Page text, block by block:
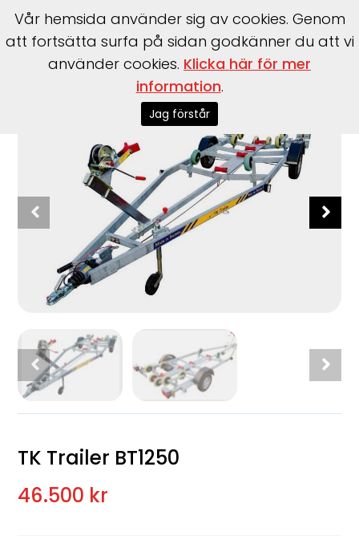
TK Trailer>BT1250
TK Trailer BT1250
46.500 kr
Vår hemsida använder sig av cookies. Genom
att fortsätta surfa på sidan godkänner du att vi
använder cookies. Klicka här för mer
information.
Jag förstår